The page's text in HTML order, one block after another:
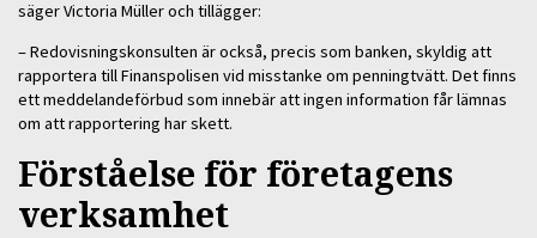
säger Victoria Müller och tillägger:
– Redovisningskonsulten är också, precis som banken, skyldig att
rapportera till Finanspolisen vid misstanke om penningtvätt. Det finns
ett meddelandeförbud som innebär att ingen information får lämnas
om att rapportering har skett.
Förståelse för företagens
verksamhet